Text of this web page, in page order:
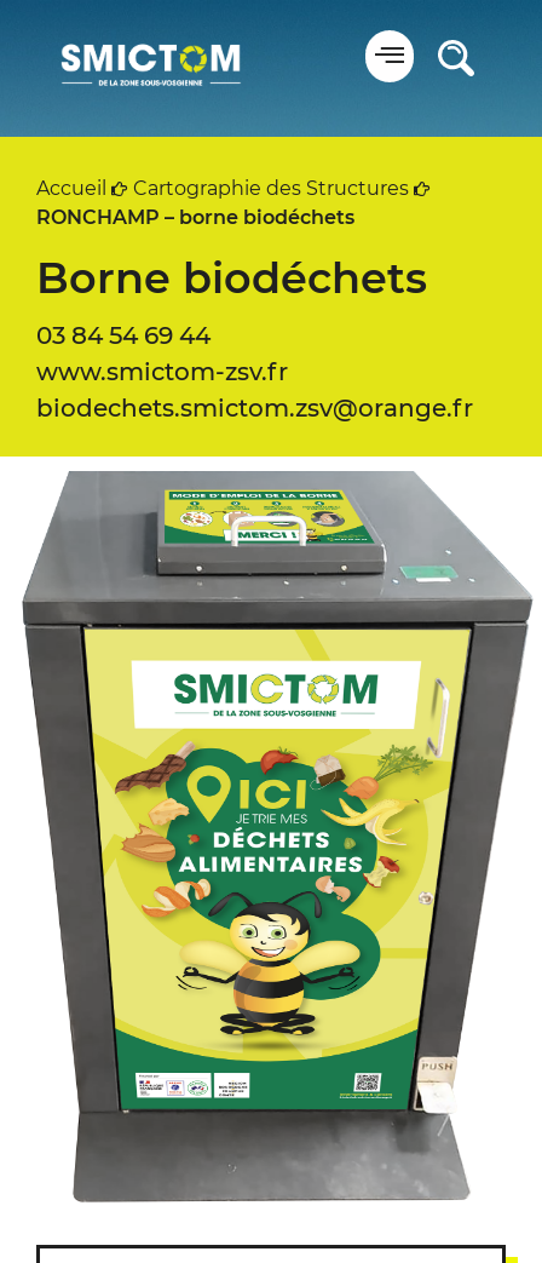
Accueil
Cartographie des Structures
RONCHAMP – borne biodéchets
Borne biodéchets
03 84 54 69 44
www.smictom-zsv.fr
biodechets.smictom.zsv@orange.fr